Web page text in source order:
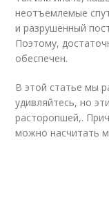
неотъемлемые
и разрушенный
Поэтому,
обеспечен.
В этой статье мы
удивляйтесь, но
расторопшей,.
можно насчитать